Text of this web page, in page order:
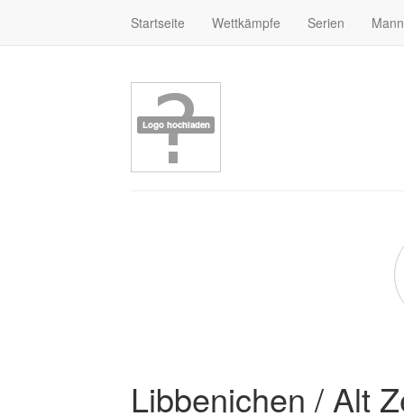
Startseite Wettkämpfe Serien
Libbenichen / Alt